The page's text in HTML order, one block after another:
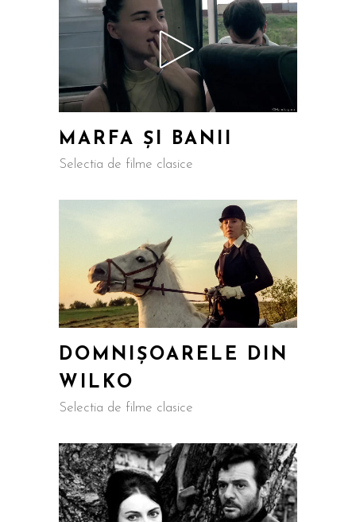
MARFA ȘI BANII
Selectia de filme clasice
DOMNIȘOARELE DIN
WILKO
Selectia de filme clasice